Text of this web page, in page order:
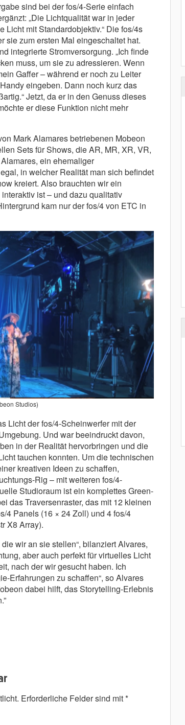
sind bei der fos/4-Serie einfach
„Die Lichtqualität war in jeder
mit Standardobjektiv.“ Die fos/4s
sie zum ersten Mal eingeschaltet hat.
integrierte Stromversorgung. „Ich finde
muss, um sie zu adressieren. Wenn
Gaffer – während er noch zu Leiter
eingeben. Dann noch kurz das
Jetzt, da er in den Genuss dieses
er diese Funktion nicht mehr
Mark Alamares betriebenen Mobeon
Sets für Shows, die AR, MR, XR, VR,
ein ehemaliger
in welcher Realität man sich befindet
kreiert. Also brauchten wir ein
ist – und dazu qualitativ
kam nur der fos/4 von ETC in
Studios)
Licht der fos/4-Scheinwerfer mit der
Und war beeindruckt davon,
in der Realität hervorbringen und die
tauchen konnten. Um die technischen
kreativen Ideen zu schaffen,
Rig – mit weiteren fos/4-
Studioraum ist ein komplettes Green-
das Traversenraster, das mit 12 kleinen
4 Panels (16 × 24 Zoll) und 4 fos/4
X8 Array).
wir an sie stellen“, bilanziert Alvares,
aber auch perfekt für virtuelles Licht
nach der wir gesucht haben. Ich
Erfahrungen zu schaffen“, so Alvares
dabei hilft, das Storytelling-Erlebnis
Erforderliche Felder sind mit*